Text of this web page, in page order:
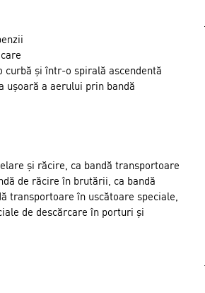
și într-o spirală ascendentă
ușoară a aerului prin bandă
și răcire, ca bandă transportoare
de răcire în brutării, ca bandă
transportoare în uscătoare speciale,
de descărcare în porturi și